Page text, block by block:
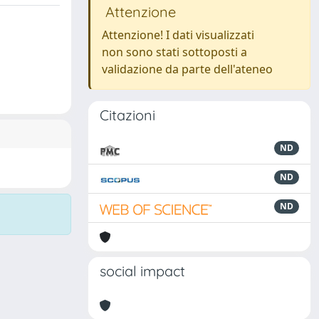
Attenzione
Attenzione! I dati visualizzati
non sono stati sottoposti a
validazione da parte dell'ateneo
Citazioni
ND
ND
ND
social impact